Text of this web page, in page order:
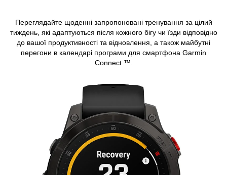
Переглядайте щоденні запропоновані тренування за цілий
тиждень, які адаптуються після кожного бігу чи їзди відповідно
до вашої продуктивності та відновлення, а також майбутні
перегони в календарі програми для смартфона Garmin
Connect ™.